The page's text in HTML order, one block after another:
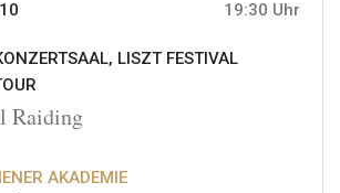
19:30 Uhr
LISZT FESTIVAL
Raiding
AKADEMIE